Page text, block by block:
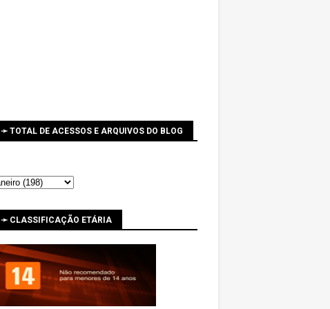
➛ TOTAL DE ACESSOS E ARQUIVOS DO BLOG
➛ CLASSIFICAÇÃO ETÁRIA